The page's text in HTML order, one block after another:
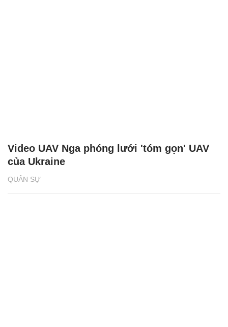
QUÂN SỰ
Video UAV Nga phóng lưới 'tóm gọn' UAV
của Ukraine